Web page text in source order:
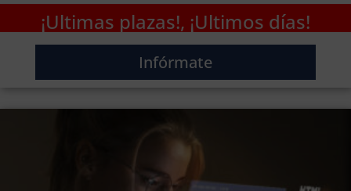
¡Ultimas plazas!, ¡Ultimos días!
Infórmate